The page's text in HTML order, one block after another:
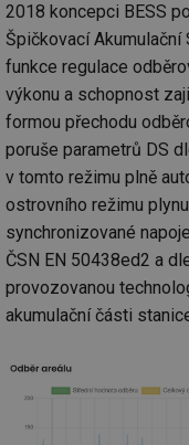
2018 koncepci BESS
Špičkovací
funkce regulace
výkonu a schopnost
formou přechodu
poruše parametrů DS
v tomto režimu plně
ostrovního režimu
synchronizované
ČSN EN 50438ed2 a
provozovanou
akumulační části